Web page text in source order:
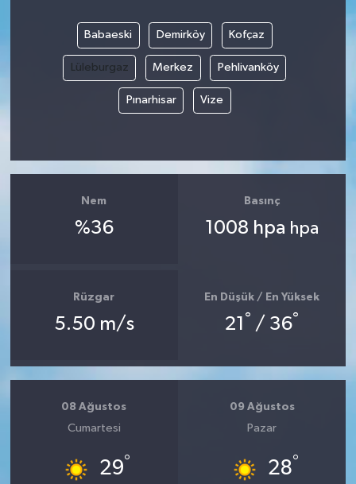
Babaeski Demirköy Kofçaz
Lüleburgaz Merkez Pehlivanköy
Pınarhisar Vize
Nem
%36
Basınç
1008 hpa hpa
Rüzgar
5.50 m/s
En Düşük / En Yüksek
21 ° / 36°
08 Ağustos
Cumartesi
29°
09 Ağustos
Pazar
28°
2024 Seçim Sonuçları